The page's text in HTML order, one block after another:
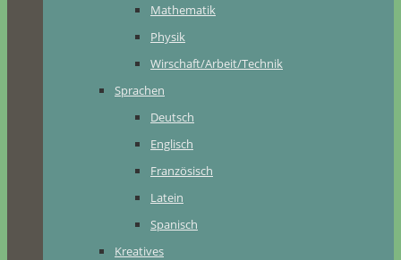
Mathematik
Physik
Wirschaft/Arbeit/Technik
Sprachen
Deutsch
Englisch
Französisch
Latein
Spanisch
Kreatives